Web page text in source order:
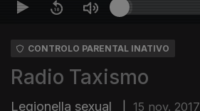
CONTROLO PARENTAL INATIVO
Radio Taxismo
Legionella sexual 15 nov. 2017